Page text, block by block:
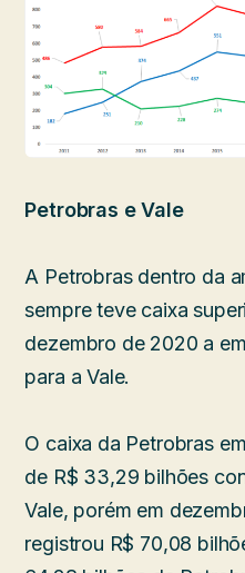
Petrobras e Vale
A Petrobras dentro da
sempre teve caixa
dezembro de 2020 a
para a Vale.
O caixa da Petrobras
de R$ 33,29 bilhões
Vale, porém em
registrou R$ 70,08